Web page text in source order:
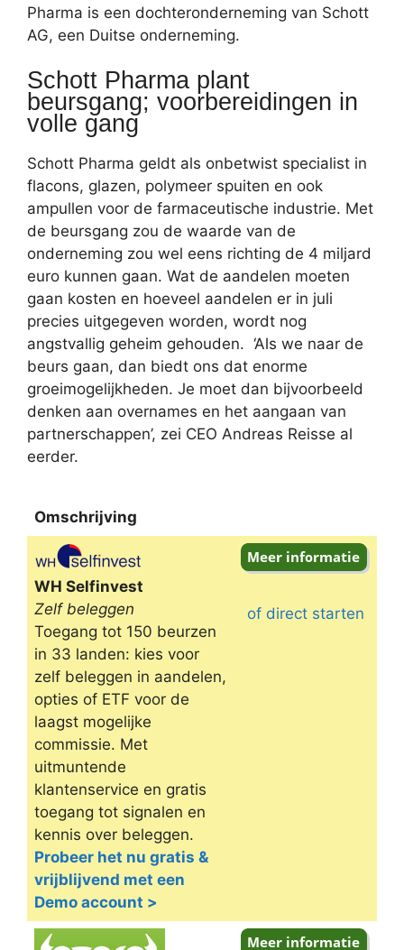
Pharma is een dochteronderneming van Schott
AG, een Duitse onderneming.
Schott Pharma plant
beursgang; voorbereidingen in
volle gang
Schott Pharma geldt als onbetwist specialist in
flacons, glazen, polymeer spuiten en ook
ampullen voor de farmaceutische industrie. Met
de beursgang zou de waarde van de
onderneming zou wel eens richting de 4 miljard
euro kunnen gaan. Wat de aandelen moeten
gaan kosten en hoeveel aandelen er in juli
precies uitgegeven worden, wordt nog
angstvallig geheim gehouden. ‘Als we naar de
beurs gaan, dan biedt ons dat enorme
groeimogelijkheden. Je moet dan bijvoorbeeld
denken aan overnames en het aangaan van
partnerschappen’, zei CEO Andreas Reisse al
eerder.
Omschrijving
Omschrijving
WH Selfinvest
Zelf beleggen
Toegang tot 150 beurzen
in 33 landen: kies voor
zelf beleggen in aandelen,
opties of ETF voor de
laagst mogelijke
commissie. Met
uitmuntende
klantenservice en gratis
toegang tot signalen en
kennis over beleggen.
Probeer het nu gratis &
vrijblijvend met een
Demo account >
of direct starten